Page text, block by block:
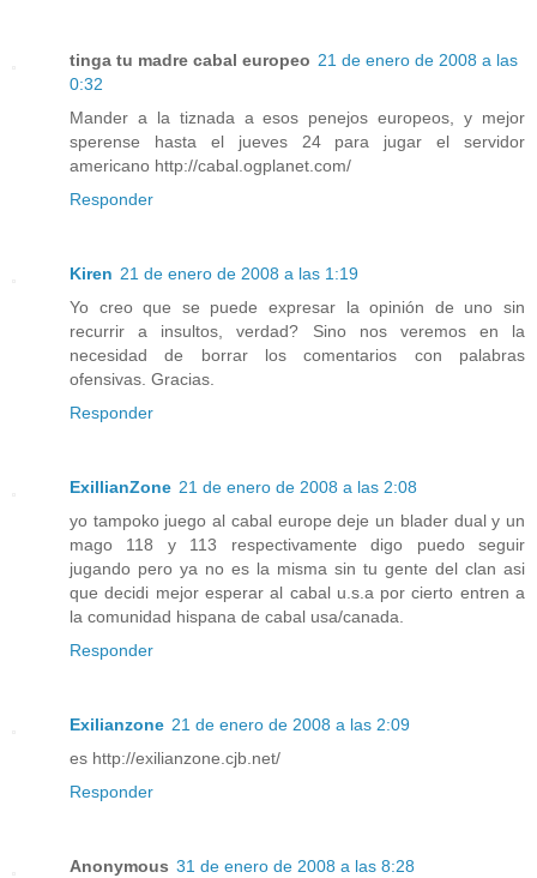
tinga tu madre cabal europeo 21 de enero de 2008 a las
0:32
Mander a la tiznada a esos penejos europeos, y mejor
sperense hasta el jueves 24 para jugar el servidor
americano http://cabal.ogplanet.com/
Responder
Kiren 21 de enero de 2008 a las 1:19
Yo creo que se puede expresar la opinión de uno sin
recurrir a insultos, verdad? Sino nos veremos en la
necesidad de borrar los comentarios con palabras
ofensivas. Gracias.
Responder
ExillianZone 21 de enero de 2008 a las 2:08
yo tampoko juego al cabal europe deje un blader dual y un
mago 118 y 113 respectivamente digo puedo seguir
jugando pero ya no es la misma sin tu gente del clan asi
que decidi mejor esperar al cabal u.s.a por cierto entren a
la comunidad hispana de cabal usa/canada.
Responder
Exilianzone 21 de enero de 2008 a las 2:09
es http://exilianzone.cjb.net/
Responder
Anonymous 31 de enero de 2008 a las 8:28